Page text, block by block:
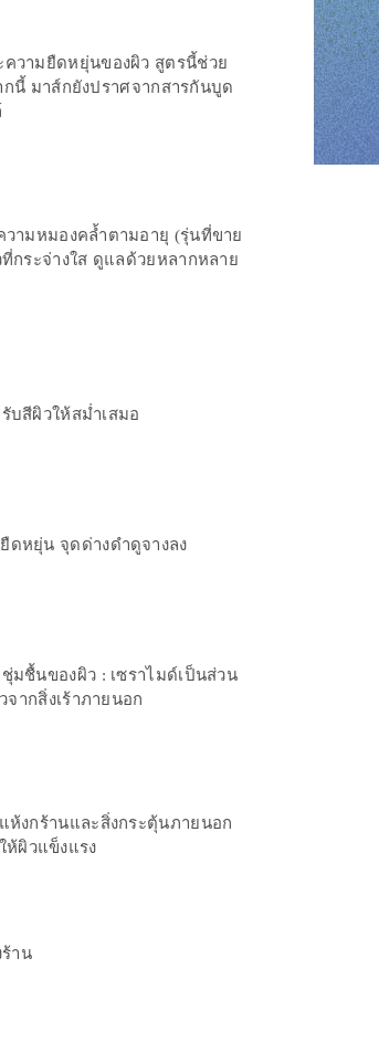
ความยืดหยุ่นของผิว สูตรนี้ช่วย
นี้ มาส์กยังปราศจากสารกันบูด
วามหมองคล้ำตามอายุ (รุ่นที่ขาย
กระจ่างใส ดูแลด้วยหลากหลาย
บสีผิวให้สม่ำเสมอ
ดหยุ่น จุดด่างดำดูจางลง
มชื้นของผิว : เซราไมด์เป็นส่วน
ากสิ่งเร้าภายนอก
ห้งกร้านและสิ่งกระตุ้นภายนอก
ห้ผิวแข็งแรง
าน